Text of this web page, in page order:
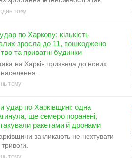
тому
по Харкову: кількість
зросла до 11, пошкоджено
та приватні будинки
на Харків призвела до нових
тому
удар по Харківщині: одна
ще семеро поранені,
ракетами й дронами
закликають не нехтувати
тому